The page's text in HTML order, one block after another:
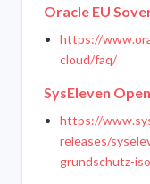
Oracle EU
https://
cloud/faq/
SysEleven
https://
releases/
grundschutz-